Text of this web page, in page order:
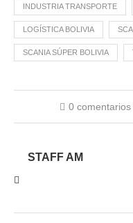
INDUSTRIA TRANSPORTE
LOGÍSTICA BOLIVIA
SCANIA SÚPER BOLIVIA
0 comentarios
STAFF AM